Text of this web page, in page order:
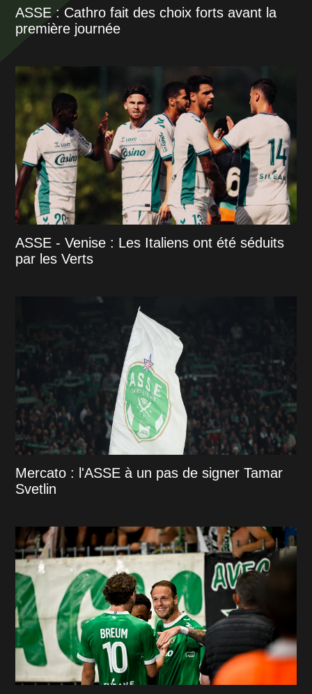
ASSE : Cathro fait des choix forts avant la
première journée
ASSE - Venise : Les Italiens ont été séduits
par les Verts
Mercato : l'ASSE à un pas de signer Tamar
Svetlin